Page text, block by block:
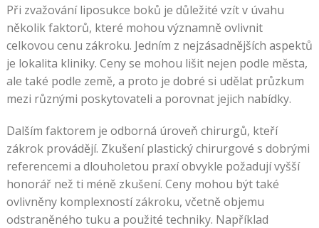
Při zvažování liposukce boků je důležité vzít v úvahu
několik faktorů, které mohou významně ovlivnit
celkovou cenu zákroku. Jedním z nejzásadnějších aspektů
je lokalita kliniky. Ceny se mohou lišit nejen podle města,
ale také podle země, a proto je dobré si udělat průzkum
mezi různými poskytovateli a porovnat jejich nabídky.
Dalším faktorem je odborná úroveň chirurgů, kteří
zákrok provádějí. Zkušení plastický chirurgové s dobrými
referencemi a dlouholetou praxí obvykle požadují vyšší
honorář než ti méně zkušení. Ceny mohou být také
ovlivněny komplexností zákroku, včetně objemu
odstraněného tuku a použité techniky. Například